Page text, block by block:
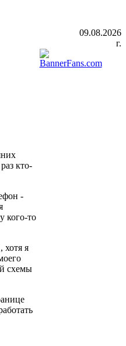
09.08.2026
г.
кто-
-
кого-то
хотя я
схемы